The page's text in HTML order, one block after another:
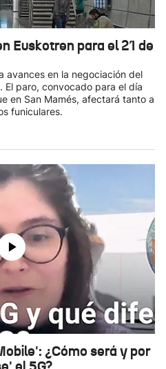
Euskotren para el 21 de
avances en la negociación del
paro, convocado para el día
en San Mamés, afectará tanto a
funiculares.
¿Cómo será y por